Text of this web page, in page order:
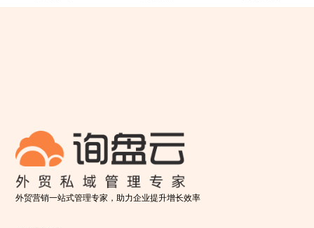
外贸营销一站式管理专家，助力企业提升增长效率